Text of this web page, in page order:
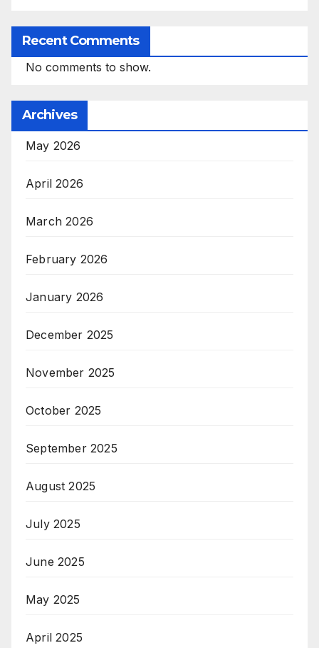
Recent Comments
No comments to show.
Archives
May 2026
April 2026
March 2026
February 2026
January 2026
December 2025
November 2025
October 2025
September 2025
August 2025
July 2025
June 2025
May 2025
April 2025